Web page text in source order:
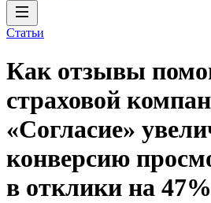
Статьи
Как отзывы
страховой
«Согласие»
конверсию
в отклики на 47%